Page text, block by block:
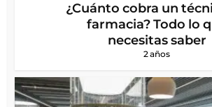
¿Cuánto cobra un
farmacia? Todo lo
necesitas saber
2 años